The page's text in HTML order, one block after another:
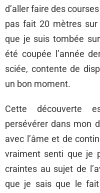
d’aller faire des
pas fait 20 mètres
que je suis tombée
été coupée l’année
sciée, contente de
un bon moment.
Cette découverte
persévérer dans mon
avec l’âme et de
vraiment senti que je
craintes au sujet de
que je sais que le